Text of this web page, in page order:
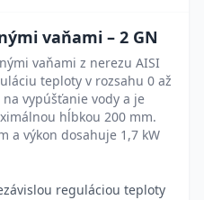
vaňami – 2 GN
vaňami z nerezu AISI
teploty v rozsahu 0 až
na vypúšťanie vody a je
hĺbkou 200 mm.
a výkon dosahuje 1,7 kW
reguláciou teploty